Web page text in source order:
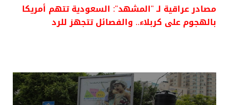
مصادر عراقية لـ "المشهد": السعودية تتهم أمريكا
بالهجوم على كربلاء.. والفصائل تتجهز للرد